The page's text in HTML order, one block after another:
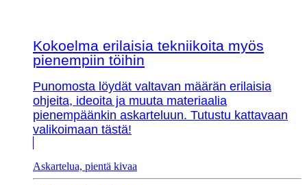
Kokoelma erilaisia tekniikoita myös
pienempiin töihin
Punomosta löydät valtavan määrän erilaisia
ohjeita, ideoita ja muuta materiaalia
pienempäänkin askarteluun. Tutustu kattavaan
valikoimaan tästä!
Askartelua, pientä kivaa